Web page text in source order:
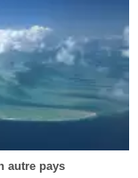
autre pays